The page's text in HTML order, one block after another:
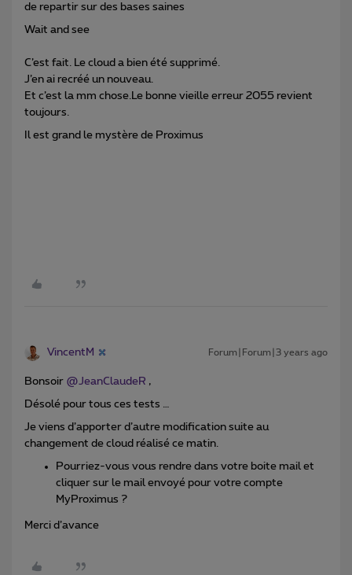
de repartir sur des bases saines
Wait and see
C’est fait. Le cloud a bien été supprimé.
J’en ai recréé un nouveau.
Et c’est la mm chose.Le bonne vieille erreur 2055 revient
toujours.
Il est grand le mystère de Proximus
VincentM Forum|Forum|3 years ago
Bonsoir @JeanClaudeR ,
Désolé pour tous ces tests …
Je viens d’apporter d’autre modification suite au
changement de cloud réalisé ce matin.
Pourriez-vous vous rendre dans votre boite mail et
cliquer sur le mail envoyé pour votre compte
MyProximus ?
Merci d’avance